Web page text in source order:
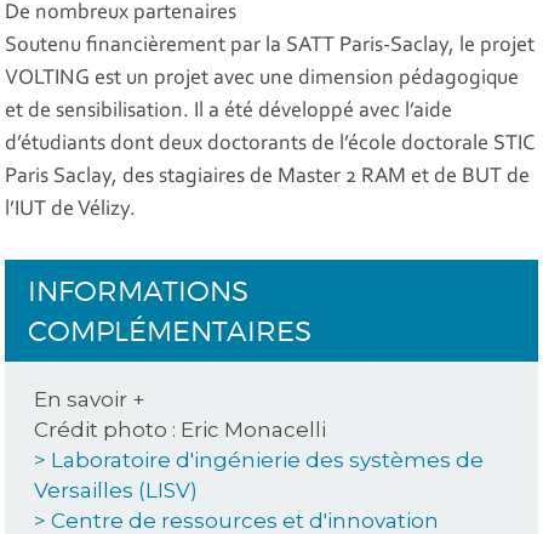
De nombreux partenaires
Soutenu financièrement par la SATT Paris-Saclay, le projet
VOLTING est un projet avec une dimension pédagogique
et de sensibilisation. Il a été développé avec l’aide
d’étudiants dont deux doctorants de l’école doctorale STIC
Paris Saclay, des stagiaires de Master 2 RAM et de BUT de
l’IUT de Vélizy.
INFORMATIONS
COMPLÉMENTAIRES
En savoir +
Crédit photo : Eric Monacelli
> Laboratoire d'ingénierie des systèmes de
Versailles (LISV)
> Centre de ressources et d'innovation